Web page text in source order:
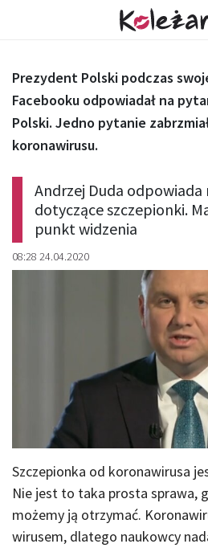
Andrzej Duda
dotyczące szczepionki.
punkt widzenia
08:28 24.04.2020
Prezydent Polski podczas
Facebooku odpowiadał na
Polski. Jedno pytanie
koronawirusu.
Szczepionka od koronawirusa
Nie jest to taka prosta sprawa,
możemy ją otrzymać.
wirusem, dlatego naukowcy